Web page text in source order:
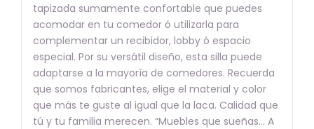
tapizada sumamente confortable que puedes
acomodar en tu comedor ó utilizarla para
complementar un recibidor, lobby ó espacio
especial. Por su versátil diseño, esta silla puede
adaptarse a la mayoría de comedores. Recuerda
que somos fabricantes, elige el material y color
que más te guste al igual que la laca. Calidad que
tú y tu familia merecen. “Muebles que sueñas… A